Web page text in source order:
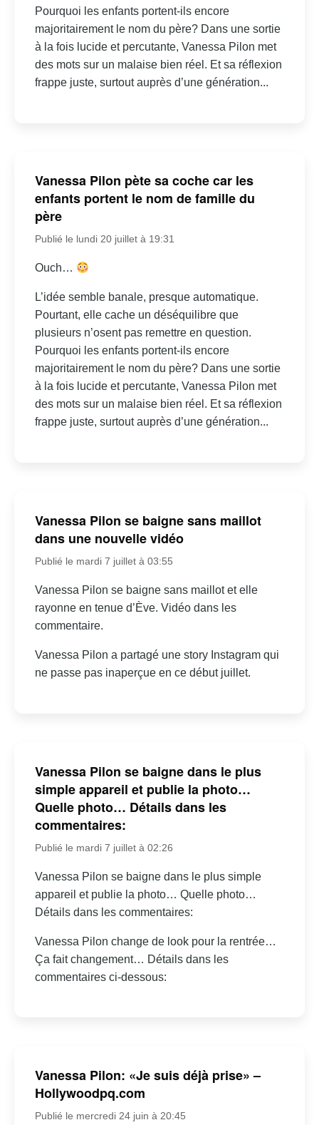
Pourquoi les enfants portent-ils encore
majoritairement le nom du père? Dans une sortie
à la fois lucide et percutante, Vanessa Pilon met
des mots sur un malaise bien réel. Et sa réflexion
frappe juste, surtout auprès d’une génération...
Vanessa Pilon pète sa coche car les
enfants portent le nom de famille du
père
Publié le lundi 20 juillet à 19:31
Ouch…
L’idée semble banale, presque automatique.
Pourtant, elle cache un déséquilibre que
plusieurs n’osent pas remettre en question.
Pourquoi les enfants portent-ils encore
majoritairement le nom du père? Dans une sortie
à la fois lucide et percutante, Vanessa Pilon met
des mots sur un malaise bien réel. Et sa réflexion
frappe juste, surtout auprès d’une génération...
Vanessa Pilon se baigne sans maillot
dans une nouvelle vidéo
Publié le mardi 7 juillet à 03:55
Vanessa Pilon se baigne sans maillot et elle
rayonne en tenue d’Ève. Vidéo dans les
commentaire.
Vanessa Pilon a partagé une story Instagram qui
ne passe pas inaperçue en ce début juillet.
Vanessa Pilon se baigne dans le plus
simple appareil et publie la photo…
Quelle photo… Détails dans les
commentaires:
Publié le mardi 7 juillet à 02:26
Vanessa Pilon se baigne dans le plus simple
appareil et publie la photo… Quelle photo…
Détails dans les commentaires:
Vanessa Pilon change de look pour la rentrée…
Ça fait changement… Détails dans les
commentaires ci-dessous:
Vanessa Pilon: «Je suis déjà prise» –
Hollywoodpq.com
Publié le mercredi 24 juin à 20:45